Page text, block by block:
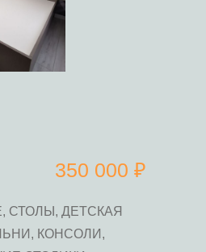
350 000 ₽
СТОЛЫ, ДЕТСКАЯ
КОНСОЛИ,